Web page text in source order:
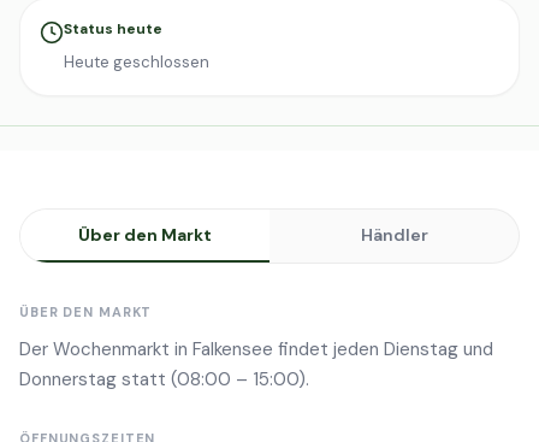
Status heute
Heute geschlossen
Über den Markt Händler
ÜBER DEN MARKT
Der Wochenmarkt in Falkensee findet jeden Dienstag und
Donnerstag statt (08:00 – 15:00).
ÖFFNUNGSZEITEN